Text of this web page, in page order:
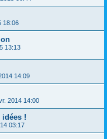
18:06
13:13
14:09
2014 14:00
idées !
03:17